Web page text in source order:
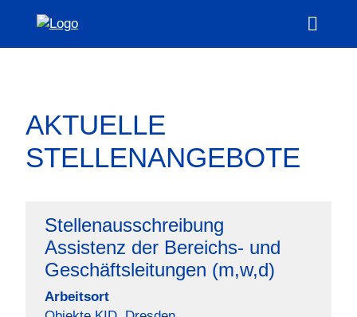
Zur
Hauptseite
AKTUELLE
STELLENANGEBOTE
Stellenausschreibung
Assistenz der Bereichs- und
Geschäftsleitungen (m,w,d)
Arbeitsort